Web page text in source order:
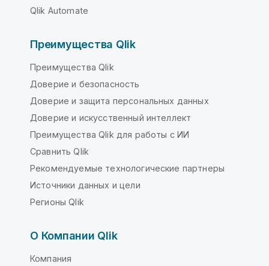
Qlik Automate
Преимущества Qlik
Преимущества Qlik
Доверие и безопасность
Доверие и защита персональных данных
Доверие и искусственный интеллект
Преимущества Qlik для работы с ИИ
Сравнить Qlik
Рекомендуемые технологические партнеры
Источники данных и цели
Регионы Qlik
О Компании Qlik
Компания